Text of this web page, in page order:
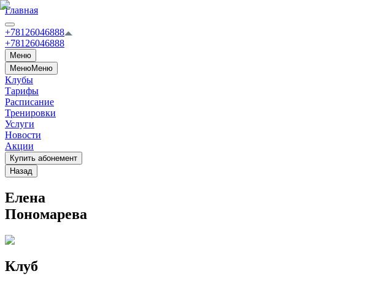
Главная
+78126046888
+78126046888
Меню
МенюМеню
Клубы
Тарифы
Расписание
Тренировки
Услуги
Новости
Акции
Купить абонемент
Назад
Елена
Пономарева
Клуб